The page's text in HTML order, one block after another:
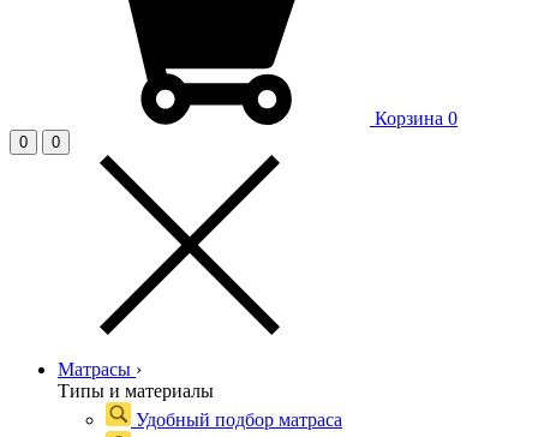
Корзина 0
0 0
Матрасы ›
Типы и материалы
Удобный подбор матраса